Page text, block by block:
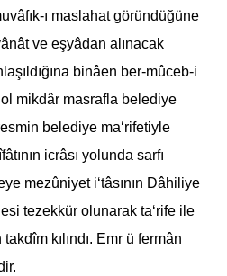
ı maslahat göründüğüne
ve eşyâdan alınacak
binâen ber-mûceb-i
mikdâr masrafla belediye
belediye ma‘rifetiyle
icrâsı yolunda sarfı
mezûniyet i‘tâsının Dâhiliye
tezekkür olunarak ta‘rife ile
kılındı. Emr ü fermân